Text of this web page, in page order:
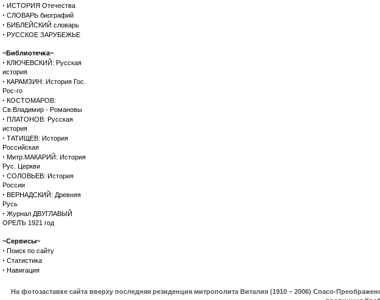
· ИСТОРИЯ Отечества
· СЛОВАРЬ биографий
· БИБЛЕЙСКИЙ словарь
· РУССКОЕ ЗАРУБЕЖЬЕ
~Библиотечка~
· КЛЮЧЕВСКИЙ: Русская
история
· КАРАМЗИН: История Гос.
Рос-го
· КОСТОМАРОВ:
Св.Владимир - Романовы
· ПЛАТОНОВ: Русская
история
· ТАТИЩЕВ: История
Российская
· Митр.МАКАРИЙ: История
Рус. Церкви
· СОЛОВЬЕВ: История
России
· ВЕРНАДСКИЙ: Древняя
Русь
· Журнал ДВУГЛАВЫЙ
ОРЕЛЪ 1921 год
~Сервисы~
· Поиск по сайту
· Статистика
· Навигация
На фотозаставке сайта вверху последняя резиденция митрополита Виталия (1910 – 2006) Спасо-